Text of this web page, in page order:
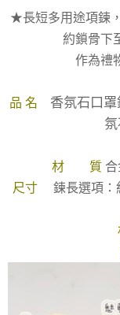
★長短多用途項鍊
約鎖骨下
作為禮
品 名
香氛石口
材 質
尺寸
鍊長選項